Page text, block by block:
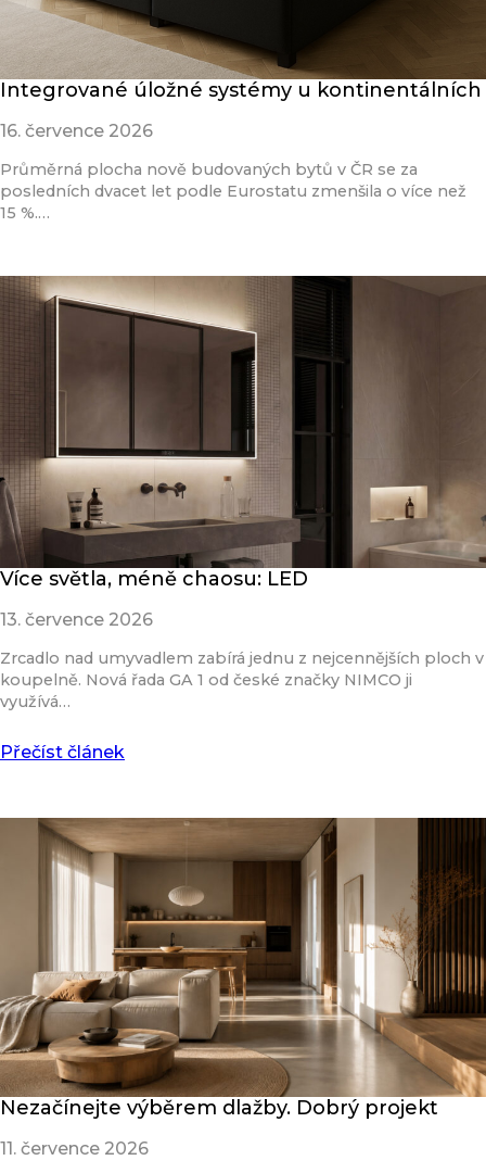
Integrované úložné systémy u kontinentálních
16. července 2026
Průměrná plocha nově budovaných bytů v ČR se za
posledních dvacet let podle Eurostatu zmenšila o více než
15 %.…
Více světla, méně chaosu: LED
13. července 2026
Zrcadlo nad umyvadlem zabírá jednu z nejcennějších ploch v
koupelně. Nová řada GA 1 od české značky NIMCO ji
využívá…
Přečíst článek
Nezačínejte výběrem dlažby. Dobrý projekt
11. července 2026